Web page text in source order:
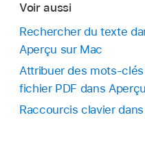
Voir aussi
Rechercher du texte
Aperçu sur Mac
Attribuer des mots-
fichier PDF dans
Raccourcis clavier